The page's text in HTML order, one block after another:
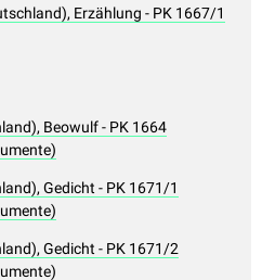
Erzählung - PK 1667/1
Beowulf - PK 1664
Gedicht - PK 1671/1
Gedicht - PK 1671/2